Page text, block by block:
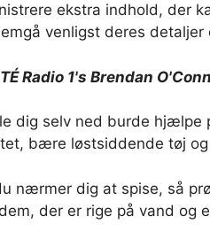
ekstra indhold, der
venligst deres
Radio 1's Brendan
dig selv ned burde hjælpe
bære løstsiddende tøj
nærmer dig at spise, så
der er rige på vand og